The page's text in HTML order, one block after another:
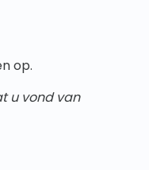
op.
u vond van